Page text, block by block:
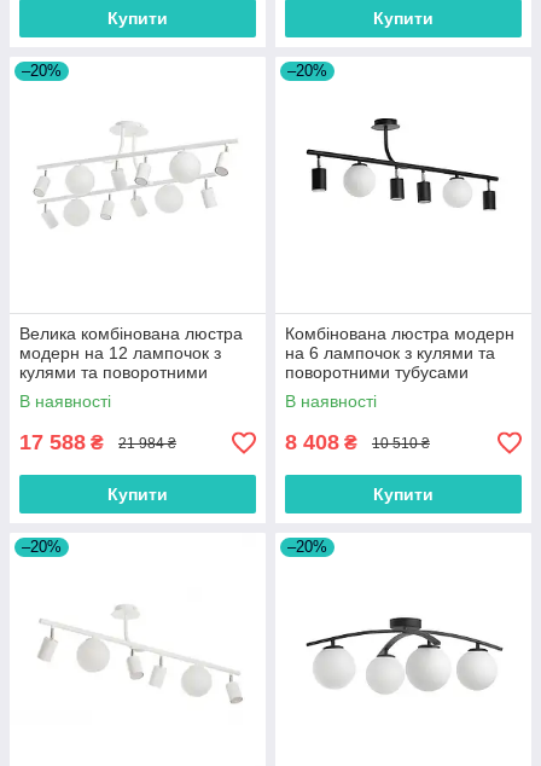
Купити Купити
–20%
Велика комбінована люстра
модерн на 12 лампочок з
кулями та поворотними
тубусами
В наявності
17 588 ₴ 21 984 ₴
Купити
–20%
Комбінована люстра модерн
на 6 лампочок з кулями та
поворотними тубусами
В наявності
8 408 ₴ 10 510 ₴
Купити
–20% –20%